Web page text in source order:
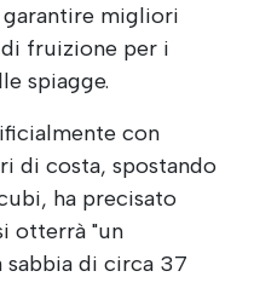
migliori
fruizione per i
spiagge.
con
di costa, spostando
ha precisato
otterrà "un
di circa 37